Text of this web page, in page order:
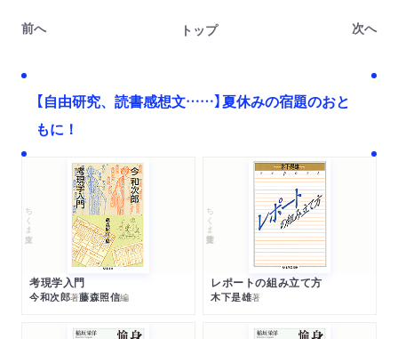
前へ トップ 次へ
【自由研究、読書感想文……】夏休みの宿題のおと
もに！
ちくま文庫
考現学入門
今和次郎著藤森照信編
ちくま学芸文庫
レポートの組み立て方
木下是雄著